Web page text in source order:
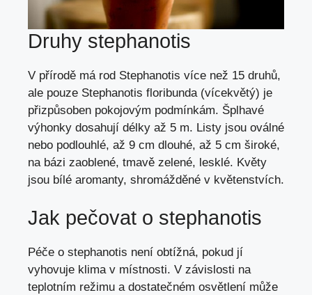
Druhy stephanotis
V přírodě má rod Stephanotis více než 15 druhů,
ale pouze Stephanotis floribunda (vícekvětý) je
přizpůsoben pokojovým podmínkám. Šplhavé
výhonky dosahují délky až 5 m. Listy jsou oválné
nebo podlouhlé, až 9 cm dlouhé, až 5 cm široké,
na bázi zaoblené, tmavě zelené, lesklé. Květy
jsou bílé aromanty, shromážděné v květenstvích.
Jak pečovat o stephanotis
Péče o stephanotis není obtížná, pokud jí
vyhovuje klima v místnosti. V závislosti na
teplotním režimu a dostatečném osvětlení může